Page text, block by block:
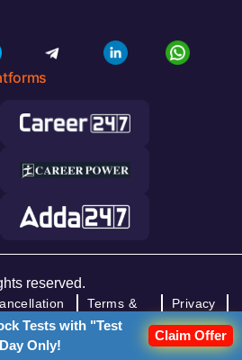
reserved.
Refunds
Terms &
Conditions
Privacy
Policy
Tests with "Test
Only!
Claim Offer